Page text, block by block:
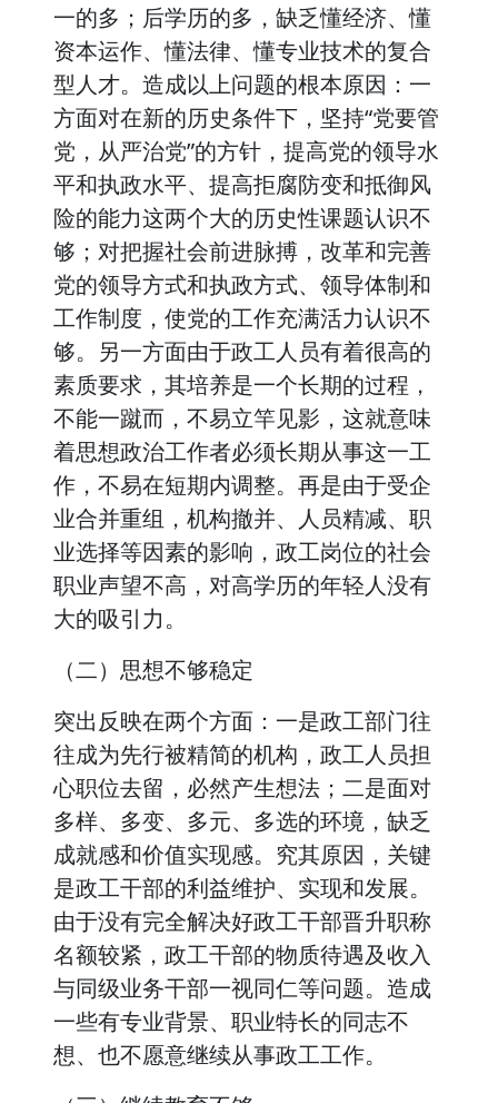
一的多；后学历的多，缺乏懂经济、懂
资本运作、懂法律、懂专业技术的复合
型人才。造成以上问题的根本原因：一
方面对在新的历史条件下，坚持“党要管
党，从严治党”的方针，提高党的领导水
平和执政水平、提高拒腐防变和抵御风
险的能力这两个大的历史性课题认识不
够；对把握社会前进脉搏，改革和完善
党的领导方式和执政方式、领导体制和
工作制度，使党的工作充满活力认识不
够。另一方面由于政工人员有着很高的
素质要求，其培养是一个长期的过程，
不能一蹴而，不易立竿见影，这就意味
着思想政治工作者必须长期从事这一工
作，不易在短期内调整。再是由于受企
业合并重组，机构撤并、人员精减、职
业选择等因素的影响，政工岗位的社会
职业声望不高，对高学历的年轻人没有
大的吸引力。
（二）思想不够稳定
突出反映在两个方面：一是政工部门往
往成为先行被精简的机构，政工人员担
心职位去留，必然产生想法；二是面对
多样、多变、多元、多选的环境，缺乏
成就感和价值实现感。究其原因，关键
是政工干部的利益维护、实现和发展。
由于没有完全解决好政工干部晋升职称
名额较紧，政工干部的物质待遇及收入
与同级业务干部一视同仁等问题。造成
一些有专业背景、职业特长的同志不
想、也不愿意继续从事政工工作。